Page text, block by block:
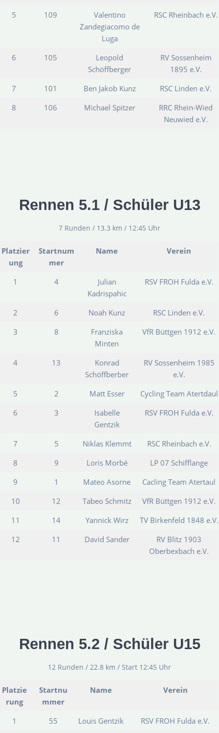
5
109
Valentino
Zandegiacomo de
Luga
RSC Rheinbach e.V.
6 105
Leopold
Schöffberger
RV Sossenheim
1895 e.V.
7
101 Ben Jakob Kunz
RSC Linden e.V.
8
106 Michael Spitzer
RRC Rhein-Wied
Neuwied e.V.
Rennen 5.1 / Schüler U13
7 Runden / 13.3 km / 12:45 Uhr
Platzier
ung
Startnum
mer
Name Verein
1 4
Julian
Kadrispahic
RSV FROH Fulda e.V.
2 6 Noah Kunz
RSC Linden e.V.
3
8
Franziska
Minten
VfR Büttgen 1912 e.V.
4 13
Konrad
Schöffberber
RV Sossenheim 1985
e.V.
5
2 Matt Esser
Cycling Team Atertdaul
6
3
Isabelle
Gentzik
RSV FROH Fulda e.V.
7 5 Niklas Klemmt
RSC Rheinbach e.V.
8
9 Loris Morbé
LP 07 Schifflange
9
1 Mateo Asorne
Cacling Team Atertaul
10
12 Tabeo Schmitz
VfR Büttgen 1912 e.V.
11
14 Yannick Wirz
TV Birkenfeld 1848 e.V.
12
11 David Sander
RV Blitz 1903
Oberbexbach e.V.
Rennen 5.2 / Schüler U15
12 Runden / 22.8 km / Start 12:45 Uhr
Platzie
rung
Startnu
mmer
Name Verein
1 55 Louis Gentzik
RSV FROH Fulda e.V.